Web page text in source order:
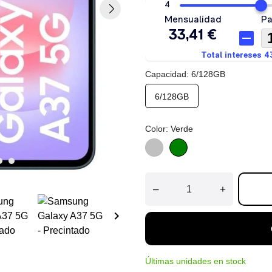
keyboard_arrow_right
Capacidad: 6/128GB
6/128GB
Color: Verde
Gris Verde
– +
Últimas unidades en stock